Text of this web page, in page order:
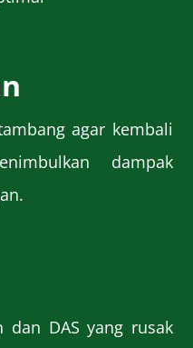
agar kembali
dampak
dan DAS yang rusak